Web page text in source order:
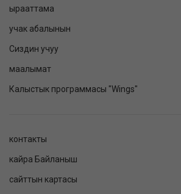
ырааттама
учак абалынын
Сиздин учуу
маалымат
Калыстык программасы "Wings"
контакты
кайра Байланыш
сайттын картасы